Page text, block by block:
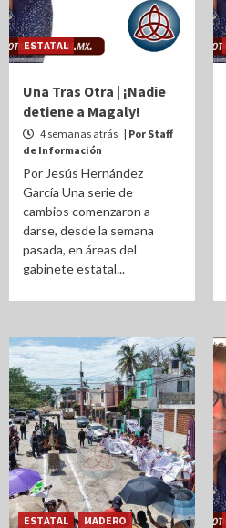
ESTATAL
Una Tras Otra | ¡Nadie
detiene a Magaly!
4 semanas atrás | Por Staff
de Información
Por Jesús Hernández
García Una serie de
cambios comenzaron a
darse, desde la semana
pasada, en áreas del
gabinete estatal...
ESTATAL MADERO